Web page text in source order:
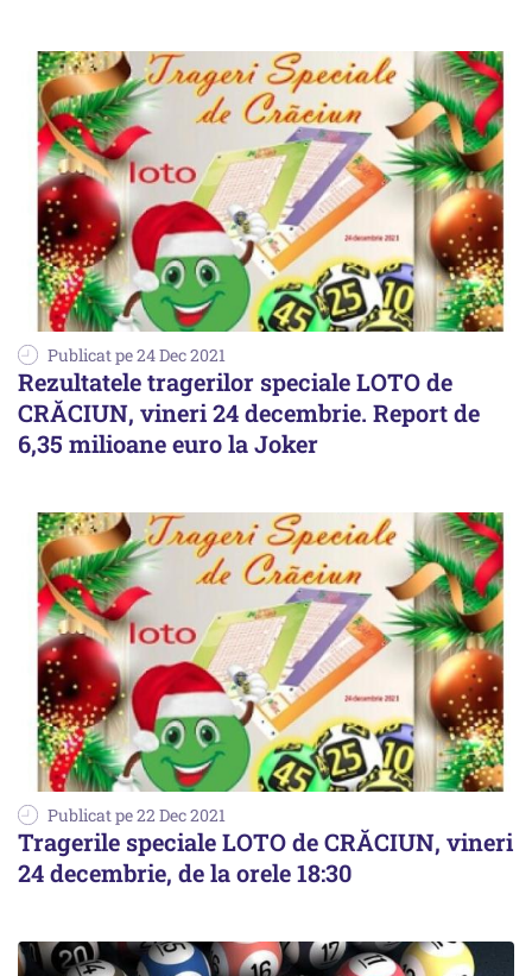
Publicat pe 24 Dec 2021
Rezultatele tragerilor speciale LOTO de
CRĂCIUN, vineri 24 decembrie. Report de
6,35 milioane euro la Joker
Publicat pe 22 Dec 2021
Tragerile speciale LOTO de CRĂCIUN, vineri
24 decembrie, de la orele 18:30